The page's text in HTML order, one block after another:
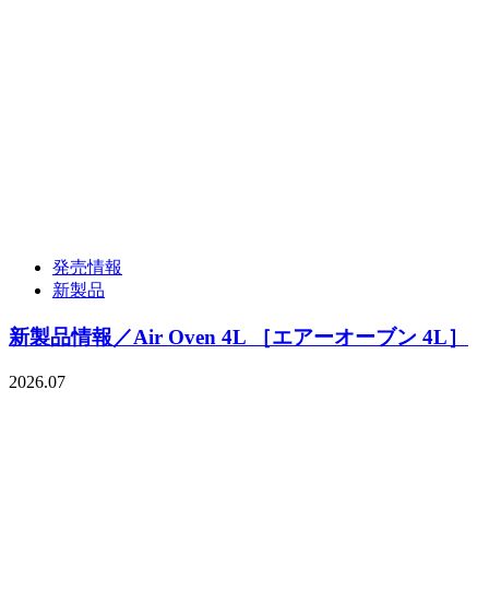
発売情報
新製品
新製品情報／Air Oven 4L ［エアーオーブン 4L］
2026.07